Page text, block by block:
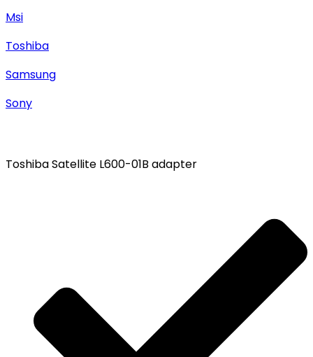
Msi
Toshiba
Samsung
Sony
Toshiba Satellite L600-01B adapter